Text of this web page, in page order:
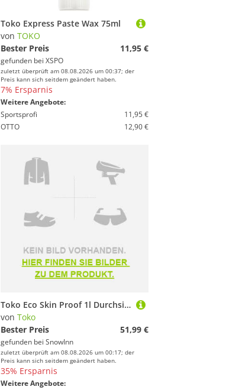
Toko Express Paste Wax 75ml
von TOKO
Bester Preis
11,95 €
gefunden bei XSPO
zuletzt überprüft am 08.08.2026 um 00:37; der
Preis kann sich seitdem geändert haben.
7% Ersparnis
Weitere Angebote:
Sportsprofi
11,95 €
OTTO
12,90 €
Toko Eco Skin Proof 1l Durchsichtig
von Toko
Bester Preis
51,99 €
gefunden bei SnowInn
zuletzt überprüft am 08.08.2026 um 00:17; der
Preis kann sich seitdem geändert haben.
35% Ersparnis
Weitere Angebote: